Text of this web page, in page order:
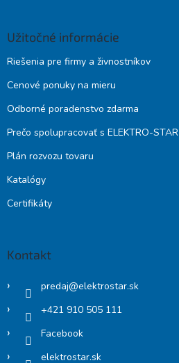
Užitočné informácie
Riešenia pre firmy a živnostníkov
Cenové ponuky na mieru
Odborné poradenstvo zdarma
Prečo spolupracovať s ELEKTRO-STAR
Plán rozvozu tovaru
Katalógy
Certifikáty
Kontakt
predaj@elektrostar.sk
+421 910 505 111
Facebook
elektrostar.sk